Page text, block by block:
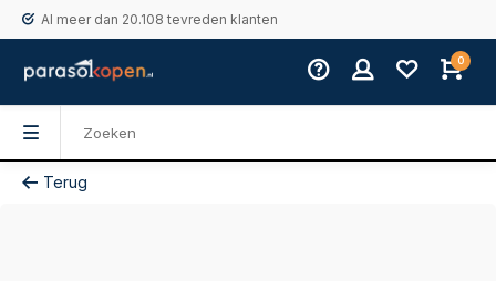
Al meer dan 20.108 tevreden klanten
0
Terug